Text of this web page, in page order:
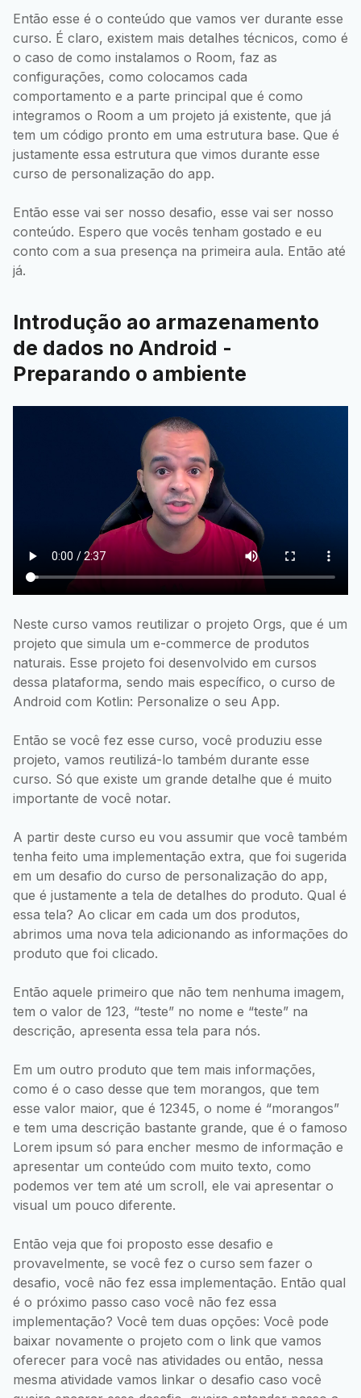
Então esse é o conteúdo que vamos ver durante esse
curso. É claro, existem mais detalhes técnicos, como é
o caso de como instalamos o Room, faz as
configurações, como colocamos cada
comportamento e a parte principal que é como
integramos o Room a um projeto já existente, que já
tem um código pronto em uma estrutura base. Que é
justamente essa estrutura que vimos durante esse
curso de personalização do app.
Então esse vai ser nosso desafio, esse vai ser nosso
conteúdo. Espero que vocês tenham gostado e eu
conto com a sua presença na primeira aula. Então até
já.
Introdução ao armazenamento
de dados no Android -
Preparando o ambiente
Neste curso vamos reutilizar o projeto Orgs, que é um
projeto que simula um e-commerce de produtos
naturais. Esse projeto foi desenvolvido em cursos
dessa plataforma, sendo mais específico, o curso de
Android com Kotlin: Personalize o seu App.
Então se você fez esse curso, você produziu esse
projeto, vamos reutilizá-lo também durante esse
curso. Só que existe um grande detalhe que é muito
importante de você notar.
A partir deste curso eu vou assumir que você também
tenha feito uma implementação extra, que foi sugerida
em um desafio do curso de personalização do app,
que é justamente a tela de detalhes do produto. Qual é
essa tela? Ao clicar em cada um dos produtos,
abrimos uma nova tela adicionando as informações do
produto que foi clicado.
Então aquele primeiro que não tem nenhuma imagem,
tem o valor de 123, “teste” no nome e “teste” na
descrição, apresenta essa tela para nós.
Em um outro produto que tem mais informações,
como é o caso desse que tem morangos, que tem
esse valor maior, que é 12345, o nome é “morangos”
e tem uma descrição bastante grande, que é o famoso
Lorem ipsum só para encher mesmo de informação e
apresentar um conteúdo com muito texto, como
podemos ver tem até um scroll, ele vai apresentar o
visual um pouco diferente.
Então veja que foi proposto esse desafio e
provavelmente, se você fez o curso sem fazer o
desafio, você não fez essa implementação. Então qual
é o próximo passo caso você não fez essa
implementação? Você tem duas opções: Você pode
baixar novamente o projeto com o link que vamos
oferecer para você nas atividades ou então, nessa
mesma atividade vamos linkar o desafio caso você